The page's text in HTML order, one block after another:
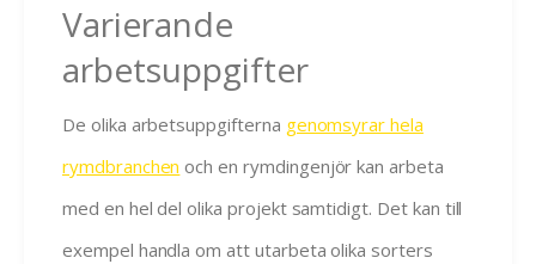
Varierande
arbetsuppgifter
De olika arbetsuppgifterna genomsyrar hela
rymdbranchen och en rymdingenjör kan arbeta
med en hel del olika projekt samtidigt. Det kan till
exempel handla om att utarbeta olika sorters